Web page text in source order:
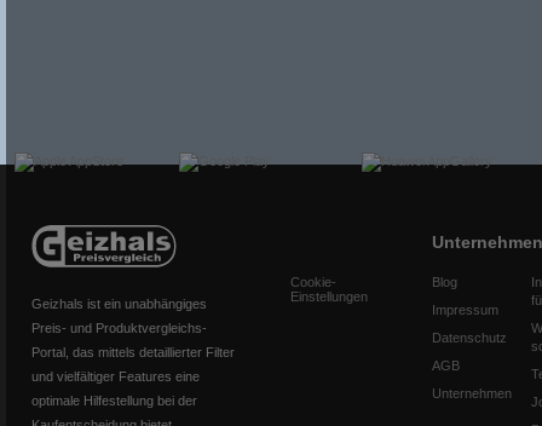
Geizhals ist ein unabhängiges
Preis- und Produktvergleichs-
Portal, das mittels detaillierter Filter
und vielfältiger Features eine
optimale Hilfestellung bei der
Cookie-
Einstellungen
Unternehmen
Blog
Impressum
Datenschutz
AGB
Unternehmen